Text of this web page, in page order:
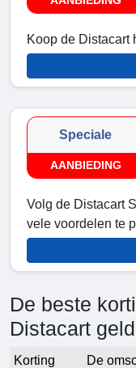
Koop de Distacart
Speciale
AANBIEDING
Volg de Distacart
vele voordelen te
De beste
Distacart
Korting De